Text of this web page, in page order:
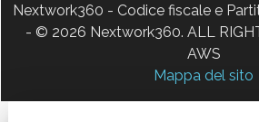
Nextwork360 - Codice fiscale e
- © 2026 Nextwork360. ALL
AWS
Mappa del sito